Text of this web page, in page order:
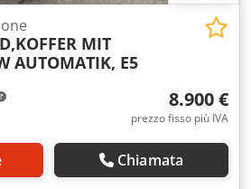
MIT
AUTOMATIK, E5
8.900 €
prezzo fisso più IVA
Chiamata